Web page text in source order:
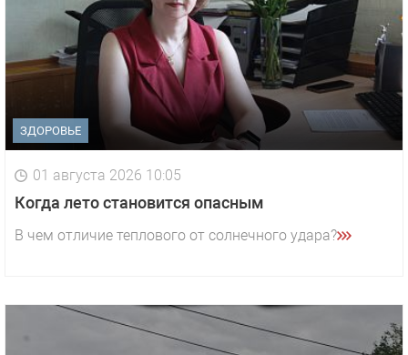
ЗДОРОВЬЕ
01 августа 2026 10:05
Когда лето становится опасным
В чем отличие теплового от солнечного удара?